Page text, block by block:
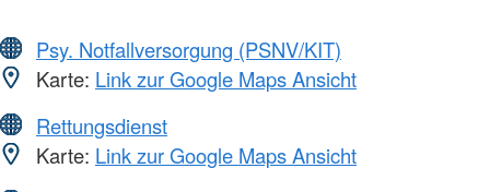
Psy. Notfallversorgung (PSNV/KIT)
Karte: Link zur Google Maps Ansicht
Rettungsdienst
Karte: Link zur Google Maps Ansicht